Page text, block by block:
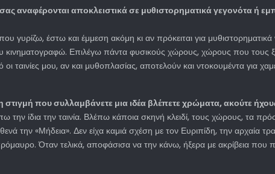
αναφέρονται αποκλειστικά σε μυθιστορηματικά γεγονότα ή
γυρίζω, έστω και έμμεση ακόμη κι αν πρόκειται για
κινηματογραφώ. Επιλέγω πάντα φυσικούς χώρους, χώρους που
ταινίες μου, αν και μυθοπλασίας, αποτελούν και ντοκουμέντα για
στιγμή που συλλαμβάνετε μια ιδέα βλέπετε χρώματα, ακούτε
την ίδια την ταινία. Βλέπω κάποια σκηνή κλειδί, τους χώρους, τα
την «Μήδεια». Δεν είχα καμιά σχέση με τον Ευριπίδη, την αρχαία
Όταν τελικά, αποφάσισα να την κάνω, ήξερα με ακρίβεια που